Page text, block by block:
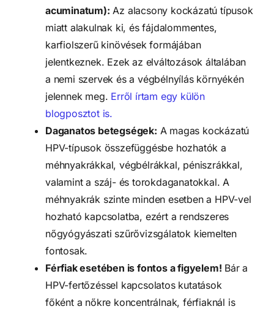
acuminatum): Az alacsony kockázatú típusok
miatt alakulnak ki, és fájdalommentes,
karfiolszerű kinövések formájában
jelentkeznek. Ezek az elváltozások általában
a nemi szervek és a végbélnyílás környékén
jelennek meg. Erről írtam egy külön
blogposztot is.
Daganatos betegségek: A magas kockázatú
HPV-típusok összefüggésbe hozhatók a
méhnyakrákkal, végbélrákkal, péniszrákkal,
valamint a száj- és torokdaganatokkal. A
méhnyakrák szinte minden esetben a HPV-vel
hozható kapcsolatba, ezért a rendszeres
nőgyógyászati szűrővizsgálatok kiemelten
fontosak.
Férfiak esetében is fontos a figyelem! Bár a
HPV-fertőzéssel kapcsolatos kutatások
főként a nőkre koncentrálnak, férfiaknál is